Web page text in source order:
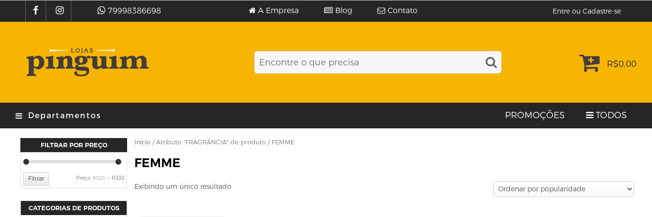
79998386698 A Empresa Blog Contato Entre ou Cadastre-se
R$0,00
Departamentos PROMOÇÕES TODOS
Início / Atributo "FRAGRÂNCIA" de produto / FEMME
FEMME
Exibindo um único resultado
FILTRAR POR PREÇO
Preço
mínimo
Preço
máximo
Filtrar Preço: R$20 — R$30
CATEGORIAS DE PRODUTOS